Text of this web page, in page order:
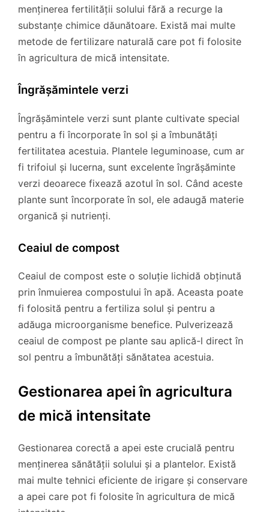
menținerea fertilității solului fără a recurge la
substanțe chimice dăunătoare. Există mai multe
metode de fertilizare naturală care pot fi folosite
în agricultura de mică intensitate.
Îngrășămintele verzi
Îngrășămintele verzi sunt plante cultivate special
pentru a fi încorporate în sol și a îmbunătăți
fertilitatea acestuia. Plantele leguminoase, cum ar
fi trifoiul și lucerna, sunt excelente îngrășăminte
verzi deoarece fixează azotul în sol. Când aceste
plante sunt încorporate în sol, ele adaugă materie
organică și nutrienți.
Ceaiul de compost
Ceaiul de compost este o soluție lichidă obținută
prin înmuierea compostului în apă. Aceasta poate
fi folosită pentru a fertiliza solul și pentru a
adăuga microorganisme benefice. Pulverizează
ceaiul de compost pe plante sau aplică-l direct în
sol pentru a îmbunătăți sănătatea acestuia.
Gestionarea apei în agricultura
de mică intensitate
Gestionarea corectă a apei este crucială pentru
menținerea sănătății solului și a plantelor. Există
mai multe tehnici eficiente de irigare și conservare
a apei care pot fi folosite în agricultura de mică